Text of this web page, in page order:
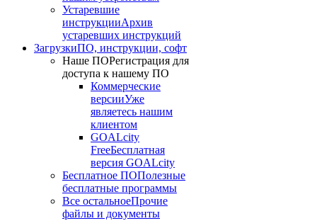
Устаревшие
инструкцииАрхив
устаревших инструкций
ЗагрузкиПО, инструкции, софт
Наше ПОРегистрация для
доступа к нашему ПО
Коммерческие
версииУже
являетесь нашим
клиентом
GOALcity
FreeБесплатная
версия GOALcity
Бесплатное ПОПолезные
бесплатные программы
Все остальноеПрочие
файлы и документы